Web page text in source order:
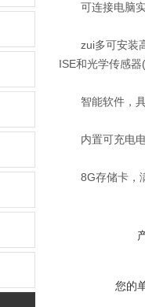
可连接电脑实
zui多可安装高
ISE和光学传感
智能软件，具
内置可充电电
8G存储卡，满
您的